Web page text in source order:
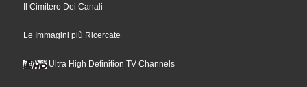
Il Cimitero Dei Canali
Le Immagini più Ricercate
Ultra High Definition TV Channels